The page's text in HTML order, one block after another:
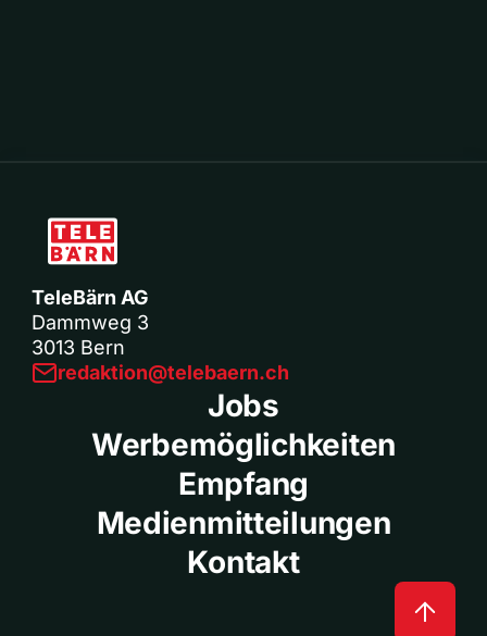
TeleBärn AG
Dammweg 3
3013 Bern
redaktion@telebaern.ch
Jobs
Werbemöglichkeiten
Empfang
Medienmitteilungen
Kontakt